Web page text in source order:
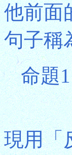
他前面
句子稱
命題
現用「